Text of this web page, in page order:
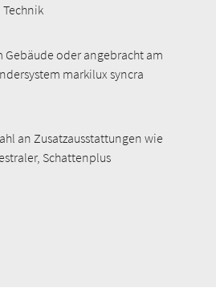
Technik
Gebäude oder angebracht am
markilux syncra
an Zusatzausstattungen wie
Schattenplus